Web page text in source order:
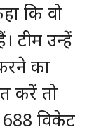
कि वो
टीम उन्हें
का
करें तो
विकेट